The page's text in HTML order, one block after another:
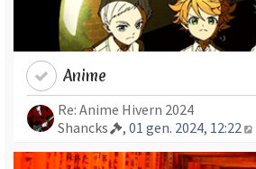
Anime
Re: Anime Hivern 2024
Shancks
, 01 gen. 2024, 12:22